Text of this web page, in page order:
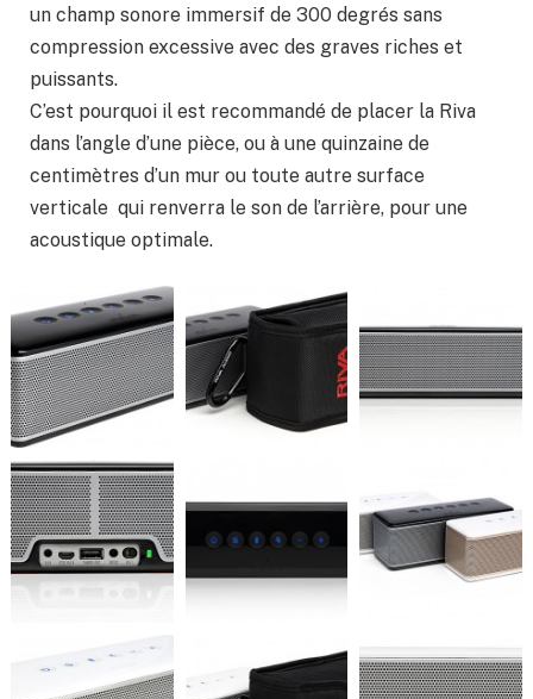
un champ sonore immersif de 300 degrés sans
compression excessive avec des graves riches et
puissants.
C’est pourquoi il est recommandé de placer la Riva
dans l’angle d’une pièce, ou à une quinzaine de
centimètres d’un mur ou toute autre surface
verticale qui renverra le son de l’arrière, pour une
acoustique optimale.